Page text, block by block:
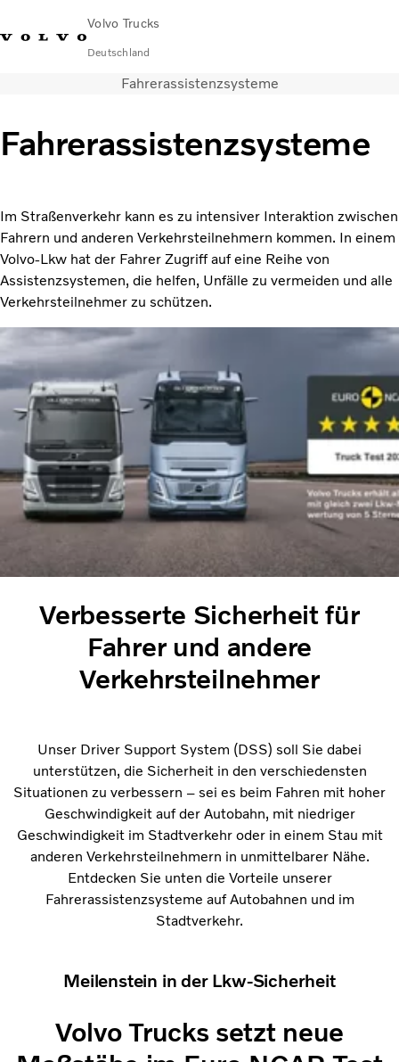
Volvo Trucks
Deutschland
EinloggenLkw-KonfiguratorDeutschland
Lkw
Händler & Werkstätten
News
Über uns
Karriere
Technisches
Fahrerassistenzsysteme
Fahrerassistenzsysteme
Im Straßenverkehr kann es zu intensiver Interaktion zwischen
Fahrern und anderen Verkehrsteilnehmern kommen. In einem
Volvo-Lkw hat der Fahrer Zugriff auf eine Reihe von
Assistenzsystemen, die helfen, Unfälle zu vermeiden und alle
Verkehrsteilnehmer zu schützen.
Verbesserte Sicherheit für
Fahrer und andere
Verkehrsteilnehmer
Unser Driver Support System (DSS) soll Sie dabei
unterstützen, die Sicherheit in den verschiedensten
Situationen zu verbessern – sei es beim Fahren mit hoher
Geschwindigkeit auf der Autobahn, mit niedriger
Geschwindigkeit im Stadtverkehr oder in einem Stau mit
anderen Verkehrsteilnehmern in unmittelbarer Nähe.
Entdecken Sie unten die Vorteile unserer
Fahrerassistenzsysteme auf Autobahnen und im
Stadtverkehr.
Meilenstein in der Lkw-Sicherheit
Volvo Trucks setzt neue